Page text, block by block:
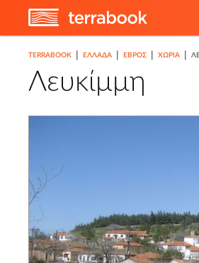
TERRABOOK ΕΛΛΑΔΑ ΈΒΡΟΣ ΧΩΡΙΆ
Λευκίμμη